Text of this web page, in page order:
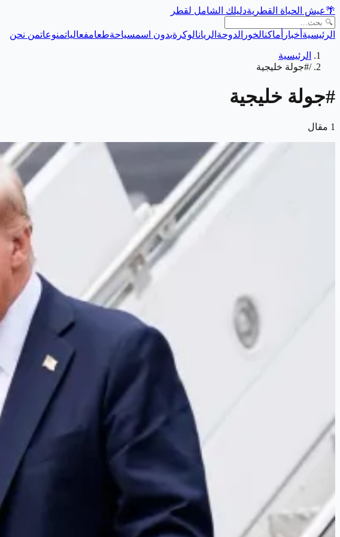
🌴عيش الحياة القطريةدليلك الشامل لقطر
الرئيسية أخبار أماكنالخور الدوحة الريانالوكرةبدون اسمسياحةطعامفعالياتمنوعاتمن نحن
الرئيسية
/#جولة خليجية
#جولة خليجية
1 مقال